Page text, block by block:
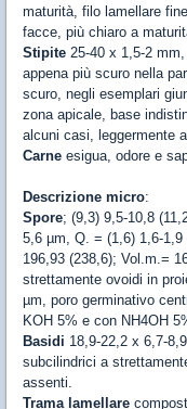
maturità, filo lamellare
facce, più chiaro a
Stipite 25-40 x 1,5-2
appena più scuro nella
scuro, negli esemplari
zona apicale, base
alcuni casi, leggermente
Carne esigua, odore e
Descrizione micro:
Spore; (9,3) 9,5-10,8
5,6 µm, Q. = (1,6) 1,6-
196,93 (238,6); Vol.m.=
strettamente ovoidi in
µm, poro germinativo
KOH 5% e con NH4OH
Basidi 18,9-22,2 x 6,7-
subcilindrici a
assenti.
Trama lamellare